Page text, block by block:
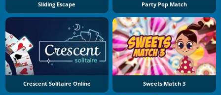
Sliding Escape Party Pop Match
Crescent Solitaire Online Sweets Match 3